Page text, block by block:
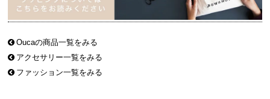
Oucaの商品一覧をみる
アクセサリー一覧をみる
ファッション一覧をみる